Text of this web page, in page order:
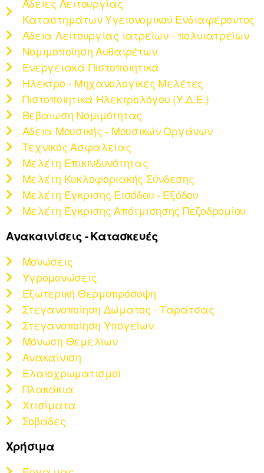
Καταστημάτων Υγειονομικού Ενδιαφέροντος
Άδεια Λειτουργίας ιατρείων - πολυιατρείων
Νομιμοποίηση Αυθαιρέτων
Ενεργειακά Πιστοποιητικά
Ηλεκτρο - Μηχανολογικές Μελέτες
Πιστοποιητικά Ηλεκτρολόγου (Υ.Δ.Ε.)
Βεβαιωση Νομιμότητας
Άδεια Μουσικής - Μουσικών Οργάνων
Τεχνικός Ασφαλείας
Μελέτη Επικινδυνότητας
Μελέτη Κυκλοφοριακής Σύνδεσης
Μελέτη Έγκρισης Εισόδου - Εξόδου
Μελέτη Έγκρισης Απότμισησης Πεζοδρομίου
Ανακαινίσεις - Κατασκευές
Μονώσεις
Υγρομονώσεις
Εξωτερική Θερμοπρόσοψη
Στεγανοποίηση Δώματος - Ταράτσας
Στεγανοποίηση Υπογείων
Μόνωση Θεμελίων
Ανακαίνιση
Ελαιοχρωματισμοί
Πλακάκια
Χτισίματα
Σοβάδες
Χρήσιμα